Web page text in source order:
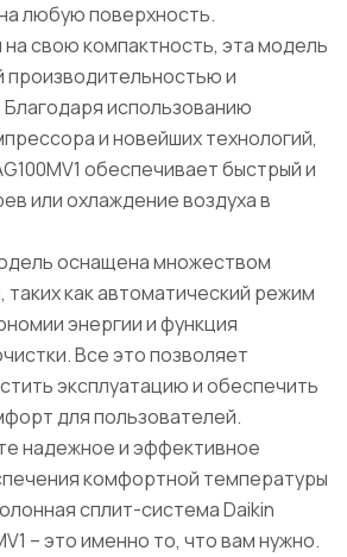
любую поверхность.
свою компактность, эта модель
производительностью и
использованию
и новейших технологий,
обеспечивает быстрый и
или охлаждение воздуха в
оснащена множеством
таких как автоматический режим
энергии и функция
Все это позволяет
эксплуатацию и обеспечить
для пользователей.
надежное и эффективное
комфортной температуры
сплит-система Daikin
– это именно то, что вам нужно.